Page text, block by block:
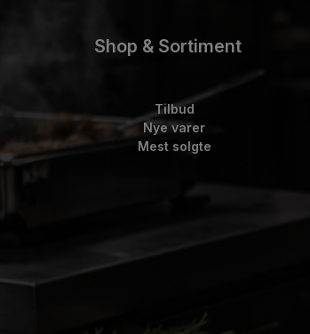
Shop & Sortiment
Tilbud
Nye varer
Mest solgte